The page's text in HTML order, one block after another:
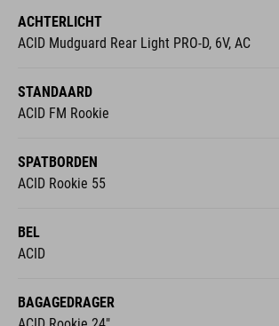
ACHTERLICHT
ACID Mudguard Rear Light PRO-D, 6V, AC
STANDAARD
ACID FM Rookie
SPATBORDEN
ACID Rookie 55
BEL
ACID
BAGAGEDRAGER